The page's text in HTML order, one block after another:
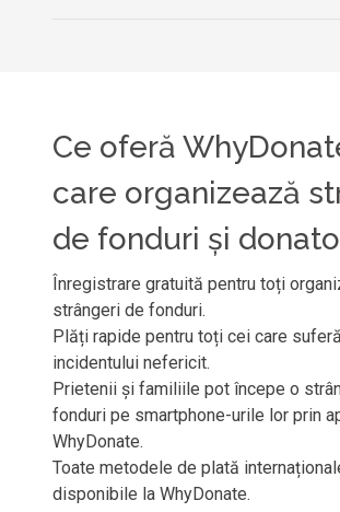
Ce oferă
care organizează
de fonduri și
Înregistrare gratuită pentru toți
strângeri de fonduri.
Plăți rapide pentru toți cei care
incidentului nefericit.
Prietenii și familiile pot începe o
fonduri pe smartphone-urile lor prin
WhyDonate.
Toate metodele de plată
disponibile la WhyDonate.